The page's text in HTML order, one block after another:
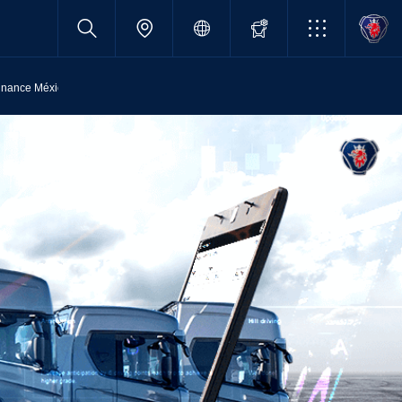
México